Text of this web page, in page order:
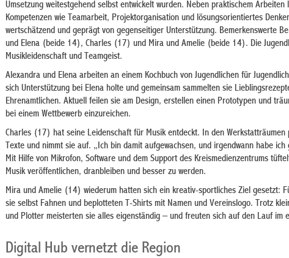
Umsetzung weitestgehend selbst entwickelt wurden. Neben praktischem Arbeiten
Kompetenzen wie Teamarbeit, Projektorganisation und lösungsorientiertes
wertschätzend und geprägt von gegenseitiger Unterstützung. Bemerkenswerte
und Elena (beide 14), Charles (17) und Mira und Amelie (beide 14). Die
Musikleidenschaft und Teamgeist.
Alexandra und Elena arbeiten an einem Kochbuch von Jugendlichen für
sich Unterstützung bei Elena holte und gemeinsam sammelten sie
Ehrenamtlichen. Aktuell feilen sie am Design, erstellen einen Prototypen und
bei einem Wettbewerb einzureichen.
Charles (17) hat seine Leidenschaft für Musik entdeckt. In den
Texte und nimmt sie auf. „Ich bin damit aufgewachsen, und irgendwann habe
Mit Hilfe von Mikrofon, Software und dem Support des Kreismedienzentrums
Musik veröffentlichen, dranbleiben und besser zu werden.
Mira und Amelie (14) wiederum hatten sich ein kreativ-sportliches Ziel gesetzt:
sie selbst Fahnen und beplotteten T-Shirts mit Namen und Vereinslogo. Trotz
und Plotter meisterten sie alles eigenständig – und freuten sich auf den Lauf im
Digital Hub vernetzt die Region